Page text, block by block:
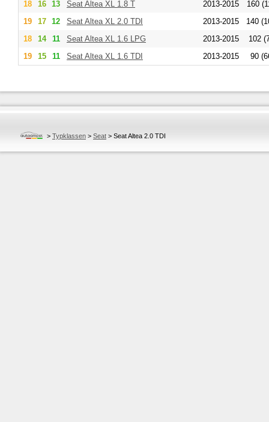
18 16 13 Seat Altea XL 1.8 T 2013-2015
160
19
17 12 Seat Altea XL 2.0 TDI 2013-2015
140
18
14 11 Seat Altea XL 1.6 LPG 2013-2015
102
19
15 11 Seat Altea XL 1.6 TDI 2013-2015 90
> Typklassen > Seat > Seat Altea 2.0 TDI